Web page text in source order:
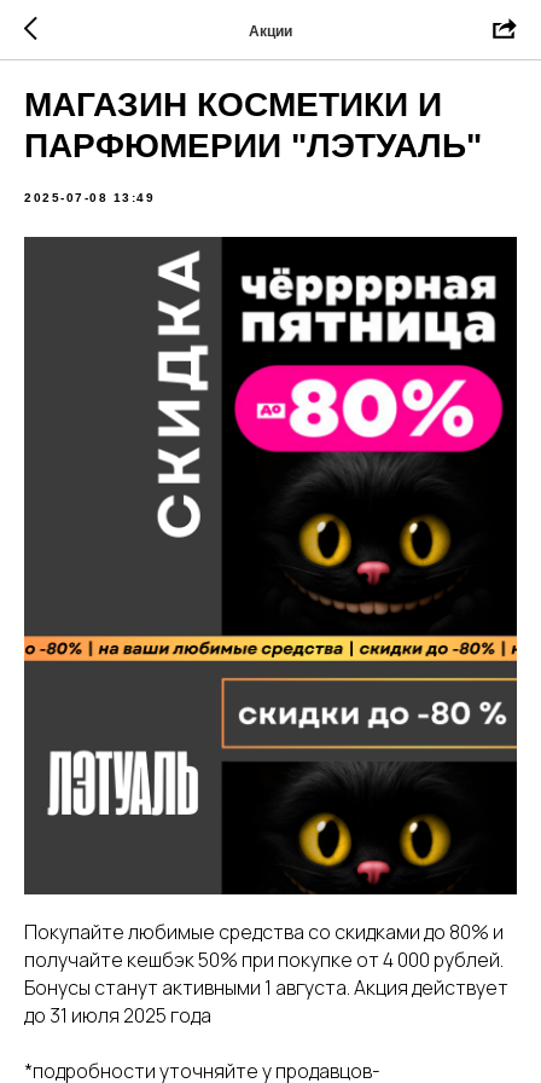
Акции
МАГАЗИН КОСМЕТИКИ И
ПАРФЮМЕРИИ "ЛЭТУАЛЬ"
2025-07-08 13:49
Покупайте любимые средства со скидками до 80% и
получайте кешбэк 50% при покупке от 4 000 рублей.
Бонусы станут активными 1 августа. Акция действует
до 31 июля 2025 года
*подробности уточняйте у продавцов-